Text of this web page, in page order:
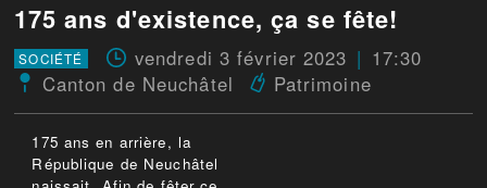
175 ans d'existence, ça se fête!
SOCIÉTÉ vendredi 3 février 2023
17:30
Canton de Neuchâtel
Patrimoine
175 ans en arrière, la
République de Neuchâtel